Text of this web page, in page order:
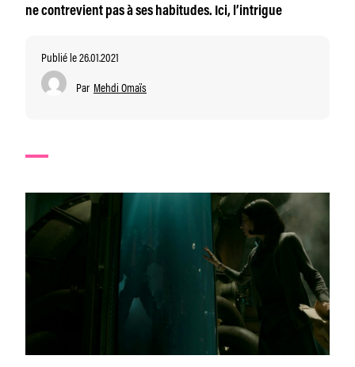
ne contrevient pas à ses habitudes. Ici, l’intrigue
Publié le 26.01.2021
Par Mehdi Omaïs